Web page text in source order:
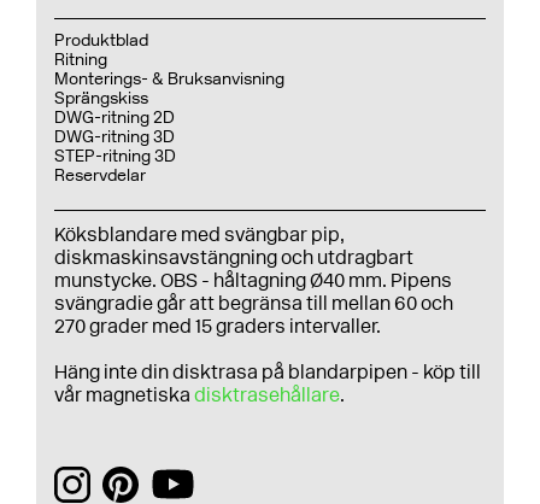
Produktblad
Ritning
Monterings- & Bruksanvisning
Sprängskiss
DWG-ritning 2D
DWG-ritning 3D
STEP-ritning 3D
Reservdelar
Köksblandare med svängbar pip,
diskmaskinsavstängning och utdragbart
munstycke. OBS - håltagning Ø40 mm. Pipens
svängradie går att begränsa till mellan 60 och
270 grader med 15 graders intervaller.
Häng inte din disktrasa på blandarpipen - köp till
vår magnetiska disktrasehållare.